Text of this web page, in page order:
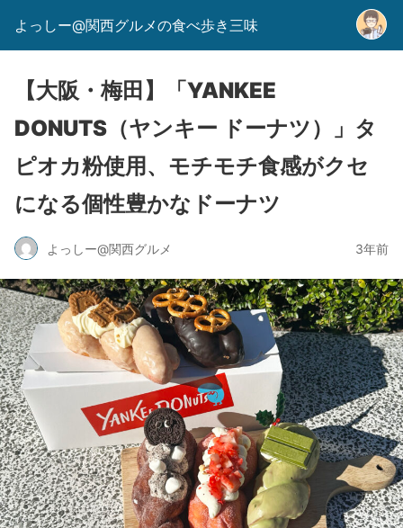
よっしー@関西グルメの食べ歩き三味
【大阪・梅田】「YANKEE
DONUTS（ヤンキー ドーナツ）」タ
ピオカ粉使用、モチモチ食感がクセ
になる個性豊かなドーナツ
よっしー@関西グルメ 3年前